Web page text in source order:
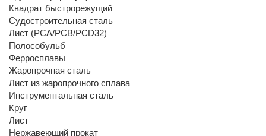
Квадрат быстрорежущий
Судостроительная сталь
Лист (РСА/РСВ/РСD32)
Полособульб
Ферросплавы
Жаропрочная сталь
Лист из жаропрочного сплава
Инструментальная сталь
Круг
Лист
Нержавеющий прокат